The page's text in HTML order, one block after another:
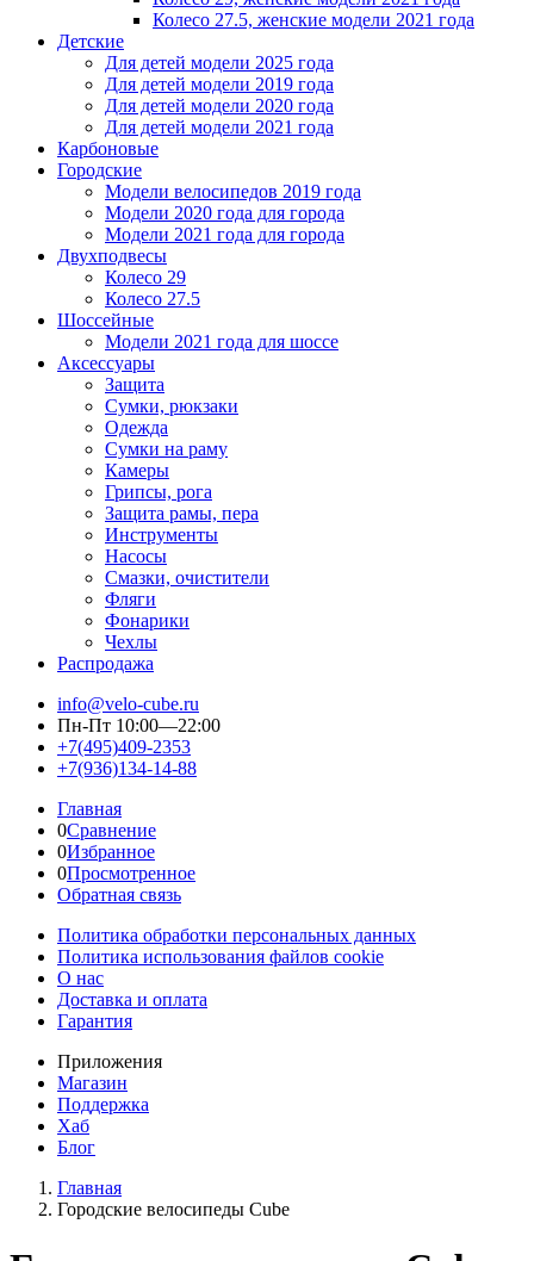
Колесо 27.5, женские модели 2021 года
Детские
Для детей модели 2025 года
Для детей модели 2019 года
Для детей модели 2020 года
Для детей модели 2021 года
Карбоновые
Городские
Модели велосипедов 2019 года
Модели 2020 года для города
Модели 2021 года для города
Двухподвесы
Колесо 29
Колесо 27.5
Шоссейные
Модели 2021 года для шоссе
Аксессуары
Защита
Сумки, рюкзаки
Одежда
Сумки на раму
Камеры
Грипсы, рога
Защита рамы, пера
Инструменты
Насосы
Смазки, очистители
Фляги
Фонарики
Чехлы
Распродажа
info@velo-cube.ru
Пн-Пт 10:00—22:00
+7(495)409-2353
+7(936)134-14-88
Главная
0Сравнение
0Избранное
0Просмотренное
Обратная связь
Политика обработки персональных данных
Политика использования файлов cookie
О нас
Доставка и оплата
Гарантия
Приложения
Магазин
Поддержка
Хаб
Блог
Главная
Городские велосипеды Cube